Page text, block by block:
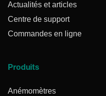
Actualités et articles
Centre de support
Commandes en ligne
Produits
Anémomètres